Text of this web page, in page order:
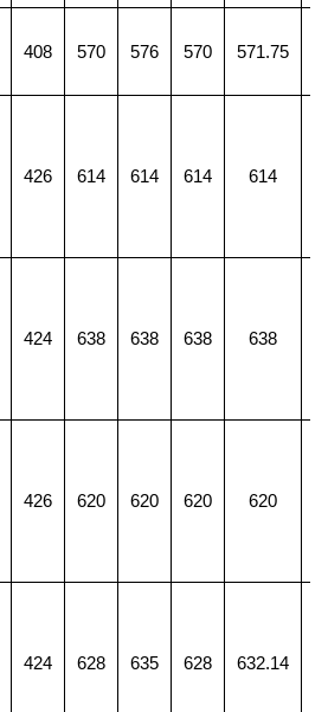
408 570 576 570 571.75
426 614 614 614 614
424 638 638 638 638
426 620 620 620 620
424 628 635 628 632.14